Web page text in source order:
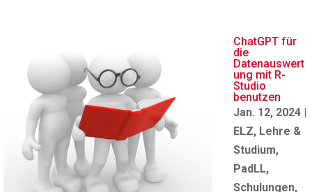
ChatGPT für
die
Datenauswert
ung mit R-
Studio
benutzen
Jan. 12, 2024 |
ELZ, Lehre &
Studium,
PadLL,
Schulungen,